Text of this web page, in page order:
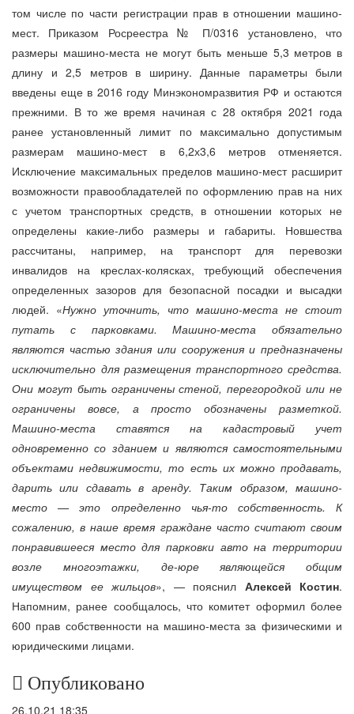
том числе по части регистрации прав в отношении машино-
мест. Приказом Росреестра № П/0316 установлено, что
размеры машино-места не могут быть меньше 5,3 метров в
длину и 2,5 метров в ширину. Данные параметры были
введены еще в 2016 году Минэкономразвития РФ и остаются
прежними. В то же время начиная с 28 октября 2021 года
ранее установленный лимит по максимально допустимым
размерам машино-мест в 6,2х3,6 метров отменяется.
Исключение максимальных пределов машино-мест расширит
возможности правообладателей по оформлению прав на них
с учетом транспортных средств, в отношении которых не
определены какие-либо размеры и габариты. Новшества
рассчитаны, например, на транспорт для перевозки
инвалидов на креслах-колясках, требующий обеспечения
определенных зазоров для безопасной посадки и высадки
людей. «Нужно уточнить, что машино-места не стоит
путать с парковками. Машино-места обязательно
являются частью здания или сооружения и предназначены
исключительно для размещения транспортного средства.
Они могут быть ограничены стеной, перегородкой или не
ограничены вовсе, а просто обозначены разметкой.
Машино-места ставятся на кадастровый учет
одновременно со зданием и являются самостоятельными
объектами недвижимости, то есть их можно продавать,
дарить или сдавать в аренду. Таким образом, машино-
место — это определенно чья-то собственность. К
сожалению, в наше время граждане часто считают своим
понравившееся место для парковки авто на территории
возле многоэтажки, де-юре являющейся общим
имуществом ее жильцов», — пояснил Алексей Костин.
Напомним, ранее сообщалось, что комитет оформил более
600 прав собственности на машино-места за физическими и
юридическими лицами.
Опубликовано
26.10.21 18:35